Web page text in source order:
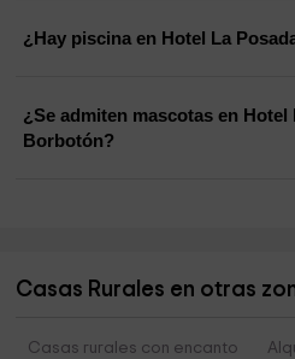
¿Hay piscina en Hotel La
¿Se admiten mascotas en Hotel
Borbotón?
Casas Rurales en otras
Casas rurales con encanto